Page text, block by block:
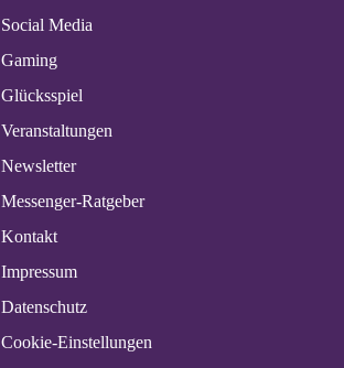
Social Media
Gaming
Glücksspiel
Veranstaltungen
Newsletter
Messenger-Ratgeber
Kontakt
Impressum
Datenschutz
Cookie-Einstellungen